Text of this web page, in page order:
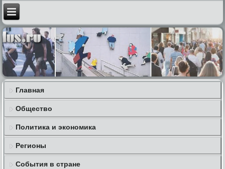
Главная
Общество
Политика и экономика
Регионы
События в стране